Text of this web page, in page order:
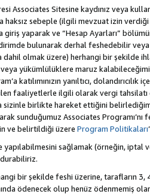
Associates Sitesine kaydınız veya
haksız sebeple (ilgili mevzuat izin
giriş yaparak ve “Hesap Ayarları”
bulunarak derhal feshedebilir veya
dahil olmak üzere) herhangi bir şekilde
yükümlülüklere maruz
katılımınızın yanıltıcı,
faaliyetlerle ilgili olarak vergi
birlikte hareket ettiğini
sunduğumuz Associates
ve belirtildiği üzere Program Politikaları
sağlamak (örneğin, iptal
bir şekilde feshi üzerine, tarafların
ödenecek olup henüz ödenmemiş